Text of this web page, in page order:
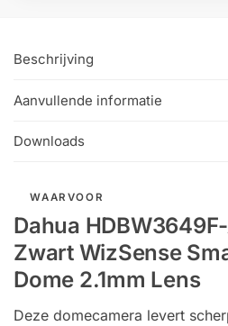
Beschrijving
Aanvullende informatie
Downloads
WAARVOOR
Dahua
Zwart WizSense
Dome 2.1mm Lens
Deze domecamera levert